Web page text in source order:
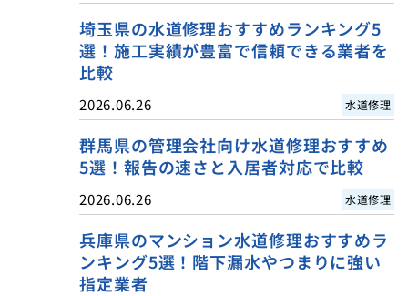
埼玉県の水道修理おすすめランキング5
選！施工実績が豊富で信頼できる業者を
比較
2026.06.26 水道修理
群馬県の管理会社向け水道修理おすすめ
5選！報告の速さと入居者対応で比較
2026.06.26 水道修理
兵庫県のマンション水道修理おすすめラ
ンキング5選！階下漏水やつまりに強い
指定業者